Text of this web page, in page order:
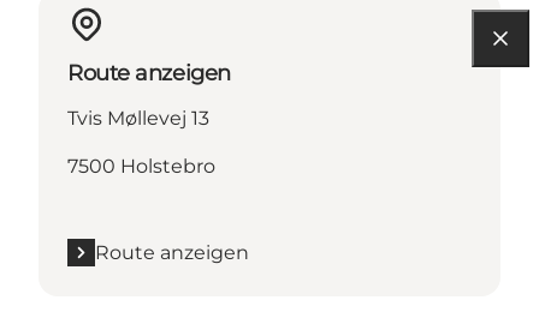
Route anzeigen
Tvis Møllevej 13
7500 Holstebro
Route anzeigen